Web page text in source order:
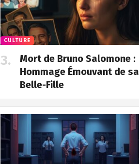
CULTURE
Mort de Bruno Salomone :
Hommage Émouvant de sa
Belle-Fille